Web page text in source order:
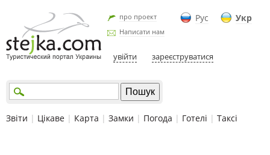
Рус Укр
про проект
Написати нам
увійти зареєструватися
Звіти | Цікаве | Карта | Замки | Погода | Готелі | Таксі